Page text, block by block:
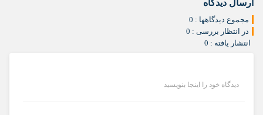
ارسال دیدگاه
مجموع دیدگاهها : 0
در انتظار بررسی : 0
انتشار یافته : 0
دیدگاه خود را اینجا بنویسید